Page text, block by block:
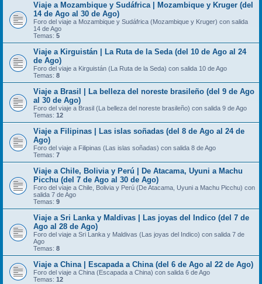
Viaje a Mozambique y Sudáfrica | Mozambique y Kruger (del
14 de Ago al 30 de Ago)
Foro del viaje a Mozambique y Sudáfrica (Mozambique y Kruger) con salida
14 de Ago
Temas: 5
Viaje a Kirguistán | La Ruta de la Seda (del 10 de Ago al 24
de Ago)
Foro del viaje a Kirguistán (La Ruta de la Seda) con salida 10 de Ago
Temas: 8
Viaje a Brasil | La belleza del noreste brasileño (del 9 de Ago
al 30 de Ago)
Foro del viaje a Brasil (La belleza del noreste brasileño) con salida 9 de Ago
Temas: 12
Viaje a Filipinas | Las islas soñadas (del 8 de Ago al 24 de
Ago)
Foro del viaje a Filipinas (Las islas soñadas) con salida 8 de Ago
Temas: 7
Viaje a Chile, Bolivia y Perú | De Atacama, Uyuni a Machu
Picchu (del 7 de Ago al 30 de Ago)
Foro del viaje a Chile, Bolivia y Perú (De Atacama, Uyuni a Machu Picchu) con
salida 7 de Ago
Temas: 9
Viaje a Sri Lanka y Maldivas | Las joyas del Indico (del 7 de
Ago al 28 de Ago)
Foro del viaje a Sri Lanka y Maldivas (Las joyas del Indico) con salida 7 de
Ago
Temas: 8
Viaje a China | Escapada a China (del 6 de Ago al 22 de Ago)
Foro del viaje a China (Escapada a China) con salida 6 de Ago
Temas: 12